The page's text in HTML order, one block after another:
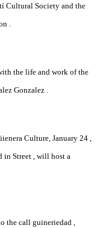
Cultural Society and the
.
the life and work of the
Gonzalez .
Culture, January 24 ,
in Street , will host a
the call guineriedad ,